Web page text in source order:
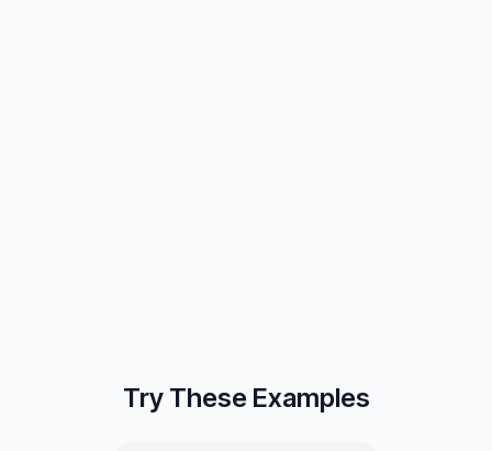
Try These Examples